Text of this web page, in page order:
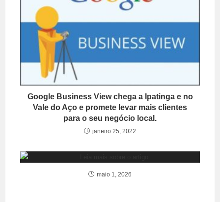
Google Business View chega a Ipatinga e no
Vale do Aço e promete levar mais clientes
para o seu negócio local.
janeiro 25, 2022
maio 1, 2026